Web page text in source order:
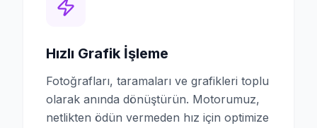
Hızlı Grafik İşleme
Fotoğrafları, taramaları ve grafikleri toplu
olarak anında dönüştürün. Motorumuz,
netlikten ödün vermeden hız için optimize